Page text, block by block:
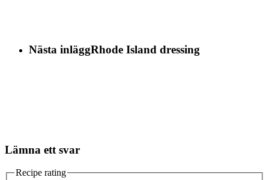
Nästa inläggRhode Island dressing
Lämna ett svar
Recipe rating